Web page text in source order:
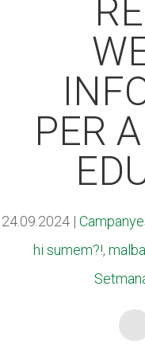
PER
24.09.2024|
hi sumem?!,
ACCIÓ
SUPORT
ACCIÓ
SUPORT